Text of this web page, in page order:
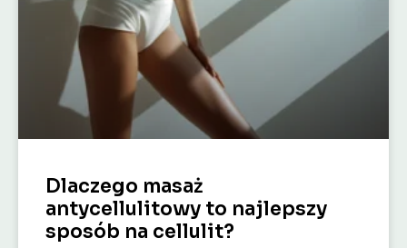
Dlaczego masaż
antycellulitowy to najlepszy
sposób na cellulit?